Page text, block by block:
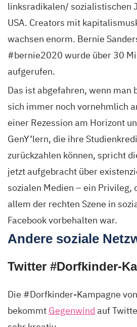
linksradikalen/ sozialistischen
USA. Creators mit
wachsen enorm. Bernie
#bernie2020 wurde über 30
aufgerufen.
Das ist abgefahren, wenn man
sich immer noch vornehmlich
einer Rezession am Horizont
GenY’lern, die ihre
zurückzahlen können, spricht
jetzt aufgebracht über
sozialen Medien – ein Privileg,
allem der rechten Szene in
Facebook vorbehalten war.
Andere soziale
Twitter #Dorfkinder-
Die #Dorfkinder-Kampagne
bekommt Gegenwind auf